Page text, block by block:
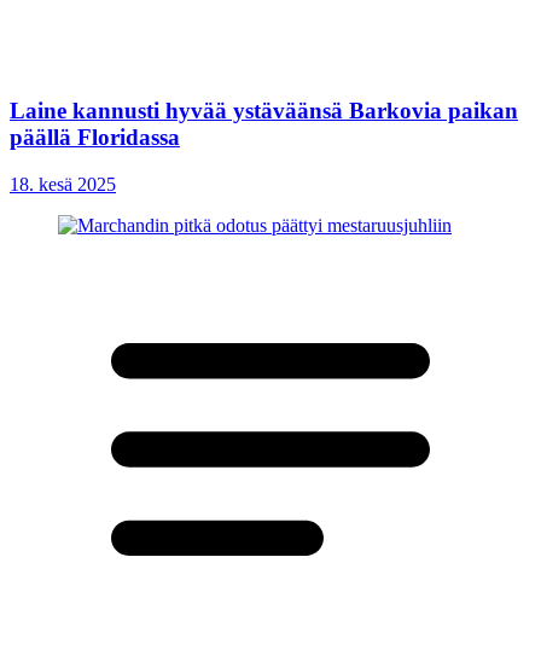
Laine kannusti hyvää ystäväänsä Barkovia paikan
päällä Floridassa
18. kesä 2025